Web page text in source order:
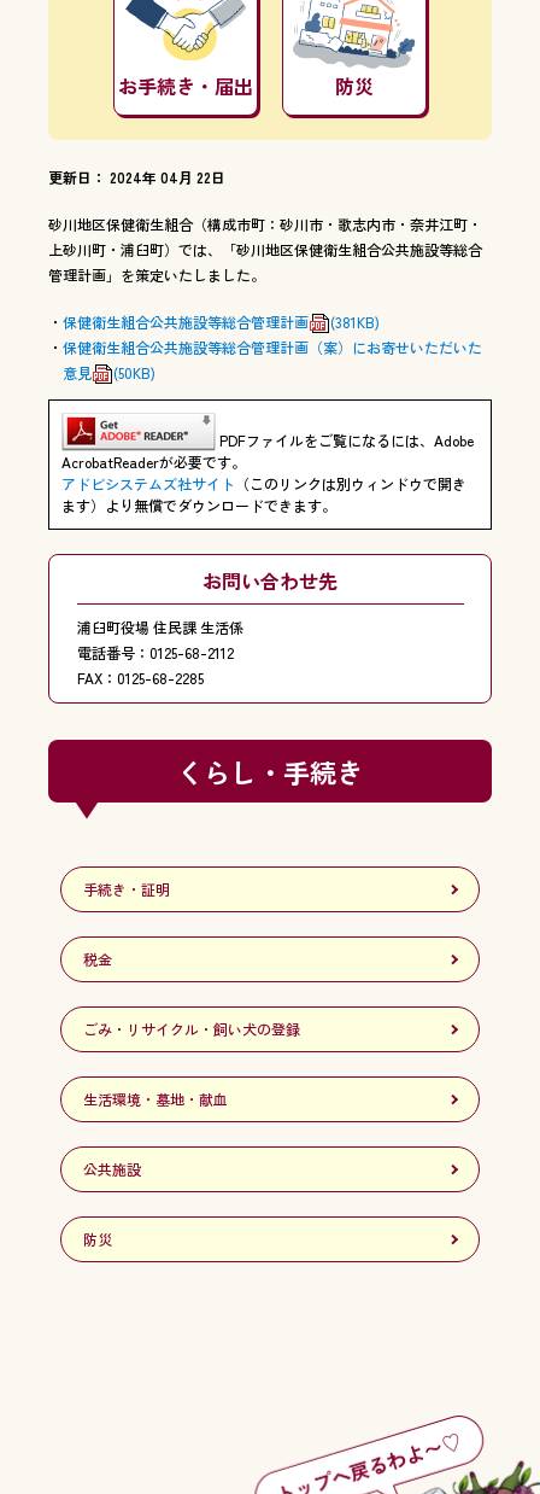
お手続き・届出 防災
更新日： 2024年 04月 22日
砂川地区保健衛生組合（構成市町：砂川市・歌志内市・奈井江町・
上砂川町・浦臼町）では、「砂川地区保健衛生組合公共施設等総合
管理計画」を策定いたしました。
保健衛生組合公共施設等総合管理計画
(381KB)
保健衛生組合公共施設等総合管理計画（案）にお寄せいただいた
意見
(50KB)
PDFファイルをご覧になるには、Adobe
AcrobatReaderが必要です。
アドビシステムズ社サイト （このリンクは別ウィンドウで開き
ます）より無償でダウンロードできます。
お問い合わせ先
浦臼町役場 住民課 生活係
電話番号：0125-68-2112
FAX：0125-68-2285
くらし・手続き
手続き・証明
税金
ごみ・リサイクル・飼い犬の登録
生活環境・墓地・献血
公共施設
防災